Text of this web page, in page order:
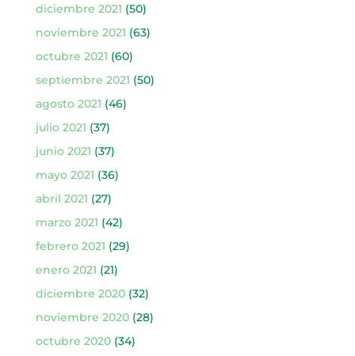
diciembre 2021 (50)
noviembre 2021 (63)
octubre 2021 (60)
septiembre 2021 (50)
agosto 2021 (46)
julio 2021 (37)
junio 2021 (37)
mayo 2021 (36)
abril 2021 (27)
marzo 2021 (42)
febrero 2021 (29)
enero 2021 (21)
diciembre 2020(32)
noviembre 2020(28)
octubre 2020(34)